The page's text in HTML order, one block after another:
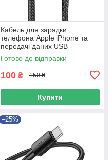
Кабель для зарядки
телефона Apple iPhone та
передачі даних USB -
Lightning BOROFONE BU49
|2.4A, 120см| Черный
Готово до відправки
100 ₴ 150 ₴
Купити
–25%